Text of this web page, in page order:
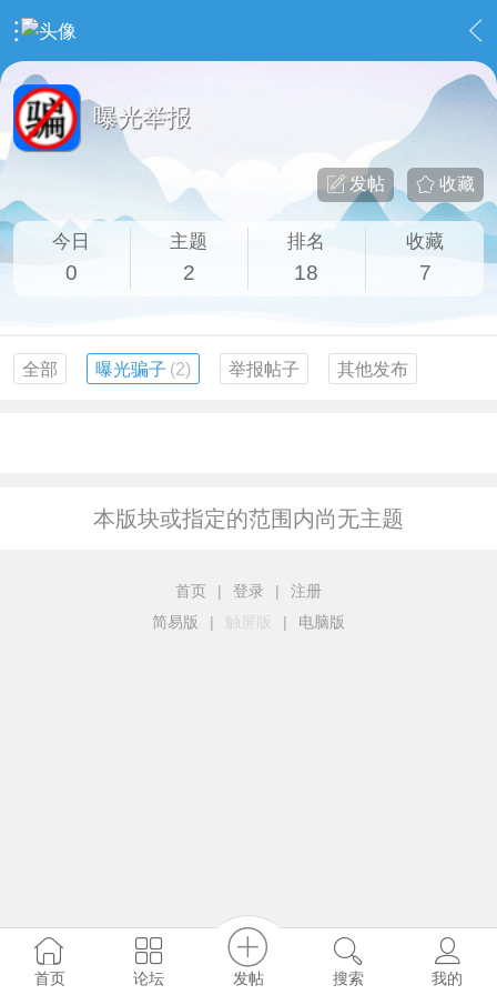
社区事务 › 曝光举报
曝光举报
收藏
发帖
今日
0
主题
2
排名
18
收藏
7
全部 曝光骗子 (2) 举报帖子 其他发布
本版块或指定的范围内尚无主题
首页 | 登录 |
注册
简易版
| 触屏版 | 电脑版
首页 论坛 发帖 搜索 我的